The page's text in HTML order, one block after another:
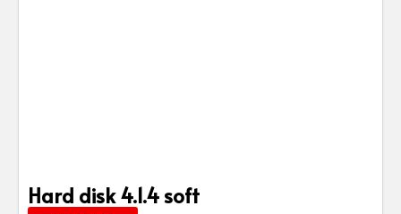
Hard disk 4.1.4 soft